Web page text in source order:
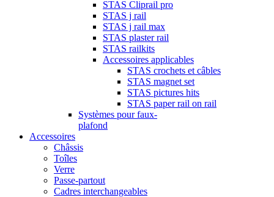
STAS Cliprail pro
STAS j rail
STAS j rail max
STAS plaster rail
STAS railkits
Accessoires applicables
STAS crochets et câbles
STAS magnet set
STAS pictures hits
STAS paper rail on rail
Systèmes pour faux-
plafond
Accessoires
Châssis
Toîles
Verre
Passe-partout
Cadres interchangeables